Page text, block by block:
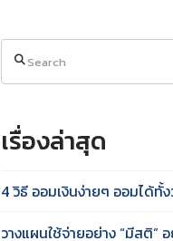
Search
เรื่องล่าสุด
4 วิธี ออมเงินง่ายๆ ออมได้ทั้
วางแผนใช้จ่ายอย่าง “มีสติ”